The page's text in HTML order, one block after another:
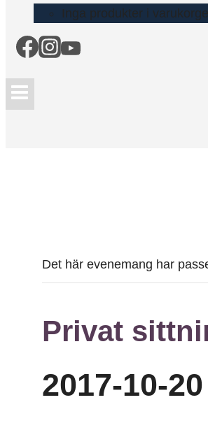
Inga produkter i
Det här evenemang har
Privat
2017-10-